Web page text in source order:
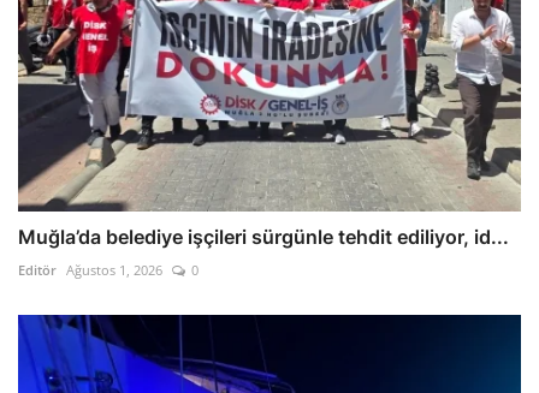
Muğla’da belediye işçileri sürgünle tehdit ediliyor, id...
Editör Ağustos 1, 2026 0